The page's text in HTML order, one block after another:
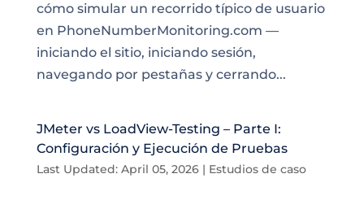
cómo simular un recorrido típico de usuario
en PhoneNumberMonitoring.com —
iniciando el sitio, iniciando sesión,
navegando por pestañas y cerrando...
JMeter vs LoadView-Testing – Parte I:
Configuración y Ejecución de Pruebas
Last Updated: April 05, 2026| Estudios de caso